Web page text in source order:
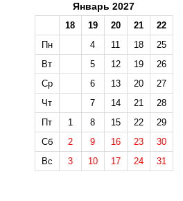
Январь 2027
18 19 20 21
22
Пн
4 11 18
25
Вт
5 12 19
26
Ср
6 13 20
27
Чт
7 14 21
28
Пт
1 8 15 22
29
Сб
2 9 16 23
30
Вс
3 10 17 24 31